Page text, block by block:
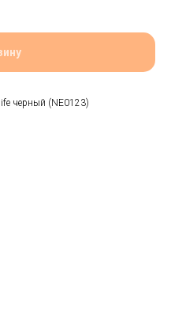
черный (NE0123)